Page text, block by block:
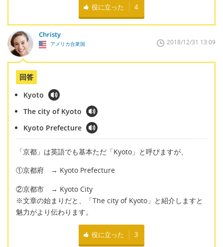
役に立った 4
Christy
アメリカ合衆国 2018/12/31 13:09
回答
Kyoto
The city of Kyoto
Kyoto Prefecture
「京都」は英語でも基本ただ「Kyoto」と呼びますが、
①京都府 → Kyoto Prefecture
②京都市 → Kyoto City
※文章の始まりだと、「The city of Kyoto」と紹介しますと
魅力がより伝わります。
役に立った 3